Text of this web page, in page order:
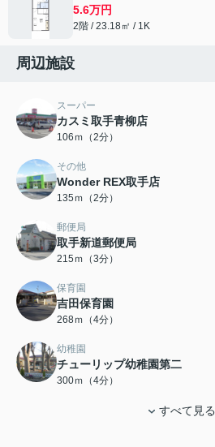
5.6万円
2階 / 23.18㎡ / 1K
周辺施設
スーパー
カスミ取手青柳店
106ｍ（2分）
その他
Wonder REX取手店
135ｍ（2分）
郵便局
取手新道郵便局
215ｍ（3分）
保育園
吉田保育園
268ｍ（4分）
幼稚園
チューリップ幼稚園第二
300ｍ（4分）
すべて見る